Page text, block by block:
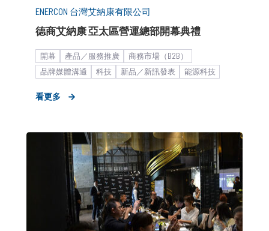
ENERCON 台灣艾納康有限公司
德商艾納康 亞太區營運總部開幕典禮
開幕 產品／服務推廣
商務市場（B2B）
品牌媒體溝通
科技 新品／新訊發表
能源科技
看更多